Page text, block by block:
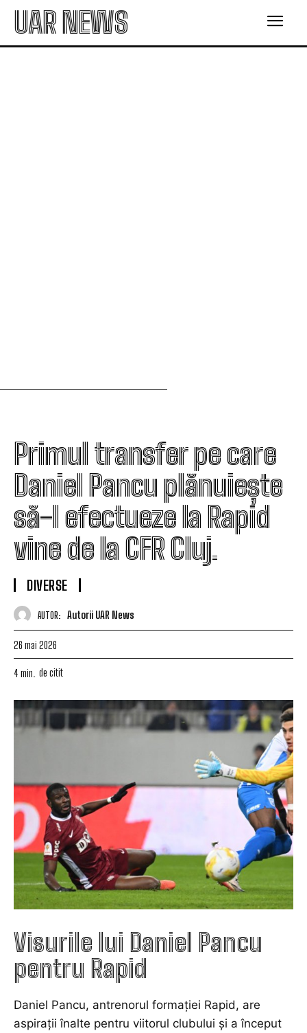
UAR NEWS
Primul transfer pe care
Daniel Pancu plănuiește
să-l efectueze la Rapid
vine de la CFR Cluj.
DIVERSE
AUTOR: Autorii UAR News
26 mai 2026
4 min. de citit
Visurile lui Daniel Pancu
pentru Rapid
Daniel Pancu, antrenorul formației Rapid, are
aspirații înalte pentru viitorul clubului și a început